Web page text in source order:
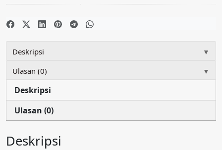
Deskripsi
▼
Ulasan (0)
▼
Deskripsi
Ulasan (0)
Deskripsi